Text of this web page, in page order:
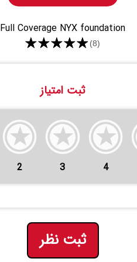
Full Coverage NYX foundation
★★★★★(8)
ثبت امتیاز
2 3 4
ثبت نظر